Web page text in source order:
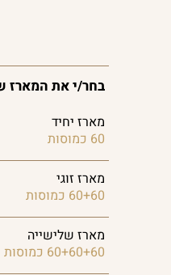
בחר/י את המארז
מארז יחיד
60 כמוסות
מארז זוגי
60+60 כמוסות
מארז שלישייה
60+60+60 כמוסות